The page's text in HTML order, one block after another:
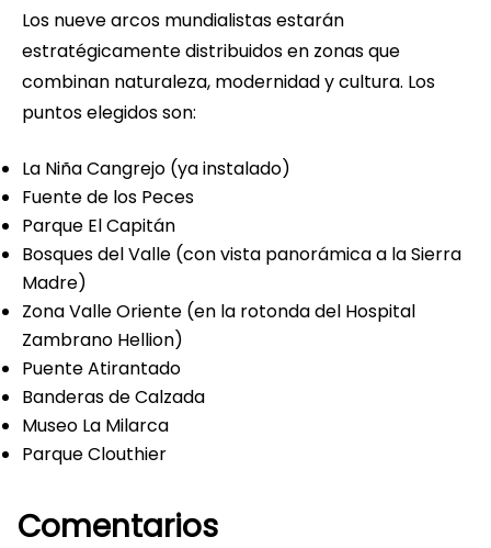
Los nueve arcos mundialistas estarán
estratégicamente distribuidos en zonas que
combinan naturaleza, modernidad y cultura. Los
puntos elegidos son:
La Niña Cangrejo (ya instalado)
Fuente de los Peces
Parque El Capitán
Bosques del Valle (con vista panorámica a la Sierra
Madre)
Zona Valle Oriente (en la rotonda del Hospital
Zambrano Hellion)
Puente Atirantado
Banderas de Calzada
Museo La Milarca
Parque Clouthier
Comentarios